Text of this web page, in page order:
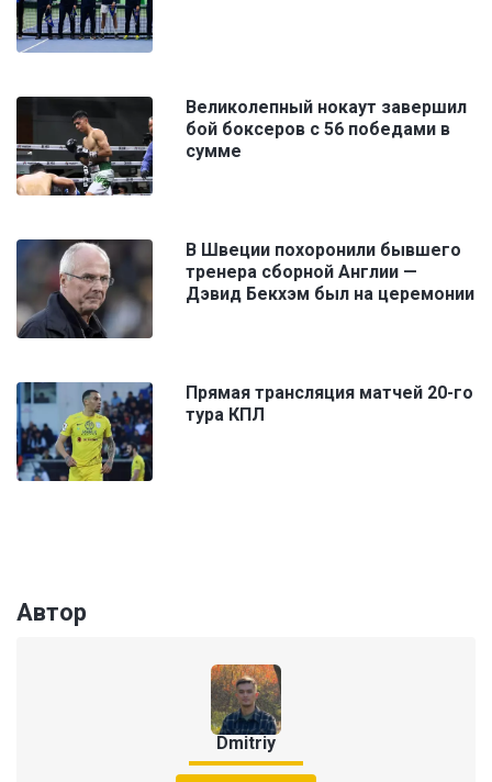
Великолепный нокаут завершил
бой боксеров с 56 победами в
сумме
В Швеции похоронили бывшего
тренера сборной Англии —
Дэвид Бекхэм был на церемонии
Прямая трансляция матчей 20-го
тура КПЛ
Автор
Dmitriy